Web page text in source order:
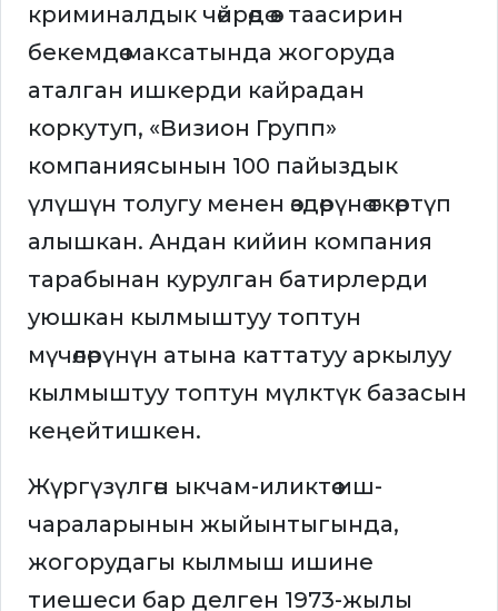
криминалдык чөйрөдө өз таасирин
бекемдөө максатында жогоруда
аталган ишкерди кайрадан
коркутуп, «Визион Групп»
компаниясынын 100 пайыздык
үлүшүн толугу менен өздөрүнө өткөртүп
алышкан. Андан кийин компания
тарабынан курулган батирлерди
уюшкан кылмыштуу топтун
мүчөлөрүнүн атына каттатуу аркылуу
кылмыштуу топтун мүлктүк базасын
кеңейтишкен.
Жүргүзүлгөн ыкчам-иликтөө иш-
чараларынын жыйынтыгында,
жогорудагы кылмыш ишине
тиешеси бар делген 1973-жылы